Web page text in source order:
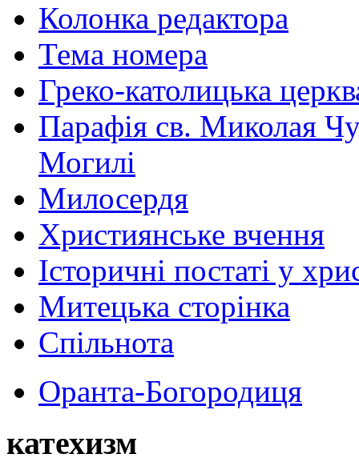
Колонка редактора
Тема номера
Греко-католицька
Парафія св. Миколая
Могилі
Милосердя
Християнське вчення
Історичні постаті у
Митецька сторінка
Спільнота
Оранта-Богородиця
катехизм